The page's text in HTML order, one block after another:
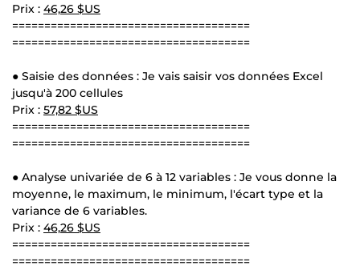
Prix : 46,26 $US
=====================================
=====================================
● Saisie des données : Je vais saisir vos données Excel
jusqu'à 200 cellules
Prix : 57,82 $US
=====================================
=====================================
● Analyse univariée de 6 à 12 variables : Je vous donne la
moyenne, le maximum, le minimum, l'écart type et la
variance de 6 variables.
Prix : 46,26 $US
=====================================
=====================================